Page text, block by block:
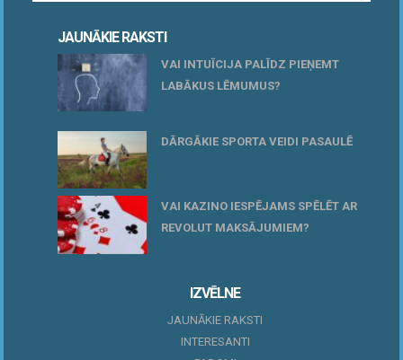
JAUNĀKIE RAKSTI
VAI INTUĪCIJA PALĪDZ PIEŅEMT
LABĀKUS LĒMUMUS?
DĀRGĀKIE SPORTA VEIDI PASAULĒ
VAI KAZINO IESPĒJAMS SPĒLĒT AR
REVOLUT MAKSĀJUMIEM?
IZVĒLNE
JAUNĀKIE RAKSTI
INTERESANTI